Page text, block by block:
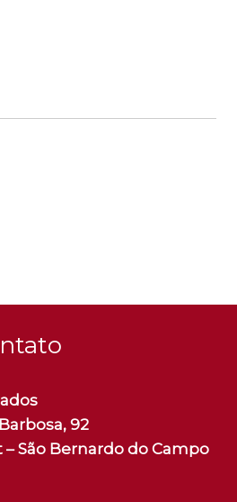
92
São Bernardo do Campo